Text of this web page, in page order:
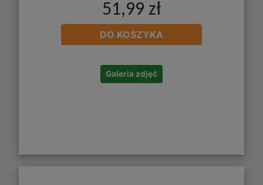
51,99 zł
DO KOSZYKA
Galeria zdjęć